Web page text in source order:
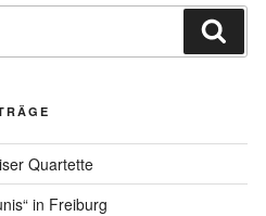
Quartette
in Freiburg